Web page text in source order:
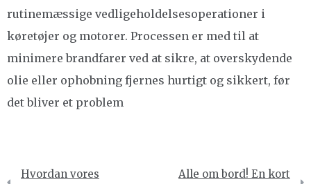
rutinemæssige vedligeholdelsesoperationer i
køretøjer og motorer. Processen er med til at
minimere brandfarer ved at sikre, at overskydende
olie eller ophobning fjernes hurtigt og sikkert, før
det bliver et problem
Indlægsnavigation
Hvordan vores
Alle om bord! En kort